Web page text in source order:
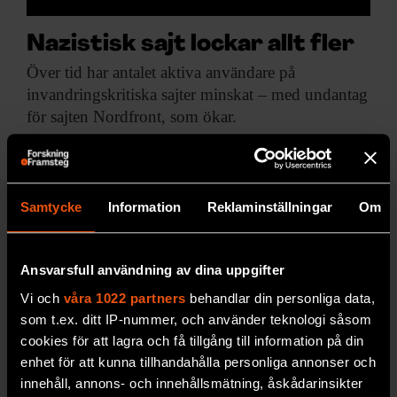
Samtycke Information Reklaminställningar Om
Ansvarsfull användning av dina uppgifter
Vi och våra 1022 partners behandlar din personliga data,
som t.ex. ditt IP-nummer, och använder teknologi såsom
cookies för att lagra och få tillgång till information på din
enhet för att kunna tillhandahålla personliga annonser och
innehåll, annons- och innehållsmätning, åskådarinsikter
Nazistisk sajt lockar allt fler
Över tid har antalet aktiva användare på
invandringskritiska sajter minskat – med undantag
för sajten Nordfront, som ökar.
UPPTÄCK F&F:S ARKIV!